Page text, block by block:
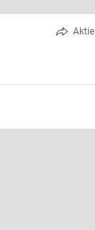
Aktie